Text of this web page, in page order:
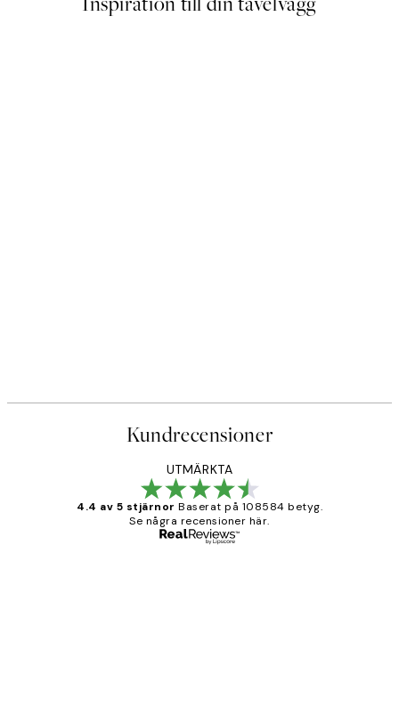
Kundrecensioner
UTMÄRKTA
4.4 av 5 stjärnor Baserat på 108584 betyg.
Se några recensioner här.